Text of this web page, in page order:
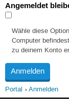
Angemeldet
Wähle diese
Computer
zu deinem Konto
Portal Anmelden